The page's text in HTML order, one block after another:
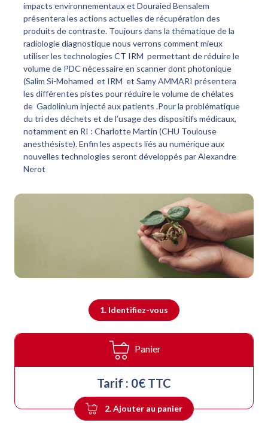
impacts environnementaux et Douraied Bensalem
présentera les actions actuelles de récupération des
produits de contraste. Toujours dans la thématique de la
radiologie diagnostique nous verrons comment mieux
utiliser les technologies CT IRM permettant de réduire le
volume de PDC nécessaire en scanner dont photonique
(Salim Si-Mohamed et IRM et Samy AMMARI présentera
les différentes pistes pour réduire le volume de chélates
de Gadolinium injecté aux patients .Pour la problématique
du tri des déchets et de l’usage des dispositifs médicaux,
notamment en RI : Charlotte Martin (CHU Toulouse
anesthésiste). Enfin les aspects liés au numérique aux
nouvelles technologies seront développés par Alexandre
Nerot
1. Identifiez-vous
Panier
Tarif : 0€ TTC
2. Ajouter au panier